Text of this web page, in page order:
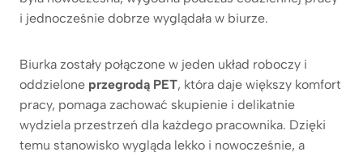
i jednocześnie dobrze wyglądała w biurze.
Biurka zostały połączone w jeden układ roboczy i
oddzielone przegrodą PET, która daje większy komfort
pracy, pomaga zachować skupienie i delikatnie
wydziela przestrzeń dla każdego pracownika. Dzięki
temu stanowisko wygląda lekko i nowocześnie, a